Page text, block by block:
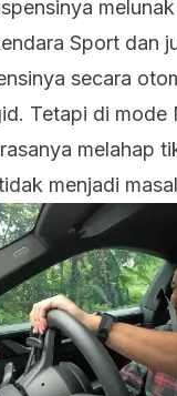
Sport dan
secara
Tetapi di mode
melahap
menjadi